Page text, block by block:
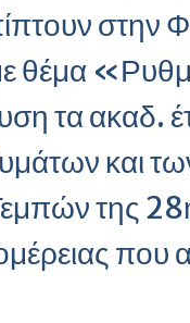
τα
και
της